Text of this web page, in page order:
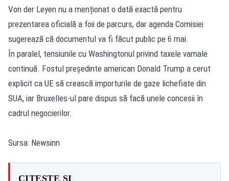
Von der Leyen nu a menționat o dată exactă pentru
prezentarea oficială a foii de parcurs, dar agenda Comisiei
sugerează că documentul va fi făcut public pe 6 mai.
În paralel, tensiunile cu Washingtonul privind taxele vamale
continuă. Fostul președinte american Donald Trump a cerut
explicit ca UE să crească importurile de gaze lichefiate din
SUA, iar Bruxelles-ul pare dispus să facă unele concesii în
cadrul negocierilor.
Sursa: Newsinn
CITEȘTE ȘI